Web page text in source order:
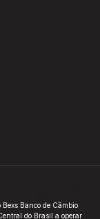
Banco de Câmbio
do Brasil a operar